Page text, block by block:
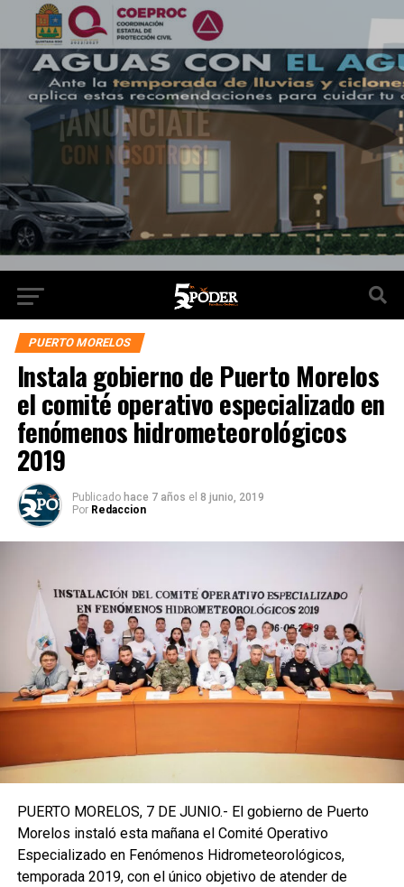
PUERTO MORELOS
Instala gobierno de Puerto Morelos
el comité operativo especializado en
fenómenos hidrometeorológicos
2019
Publicado hace 7 años el 8 junio, 2019
Por Redaccion
PUERTO MORELOS, 7 DE JUNIO.- El gobierno de Puerto
Morelos instaló esta mañana el Comité Operativo
Especializado en Fenómenos Hidrometeorológicos,
temporada 2019, con el único objetivo de atender de